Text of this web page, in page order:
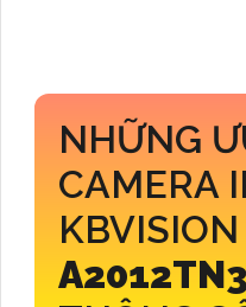
NHỮNG
CAMERA
KBVISION